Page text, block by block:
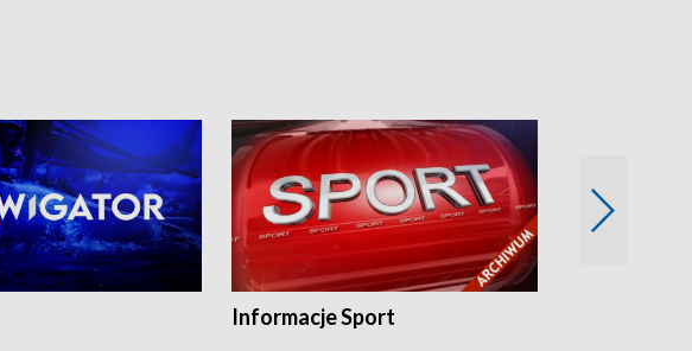
Informacje Sport